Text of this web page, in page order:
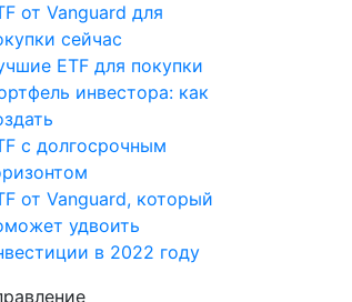
от Vanguard для
сейчас
ETF для покупки
инвестора: как
с долгосрочным
от Vanguard, который
удвоить
в 2022 году